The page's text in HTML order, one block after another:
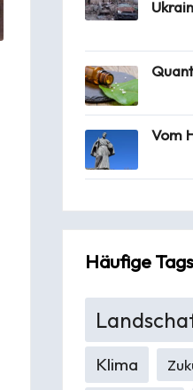
Vom
Häufige
Klima